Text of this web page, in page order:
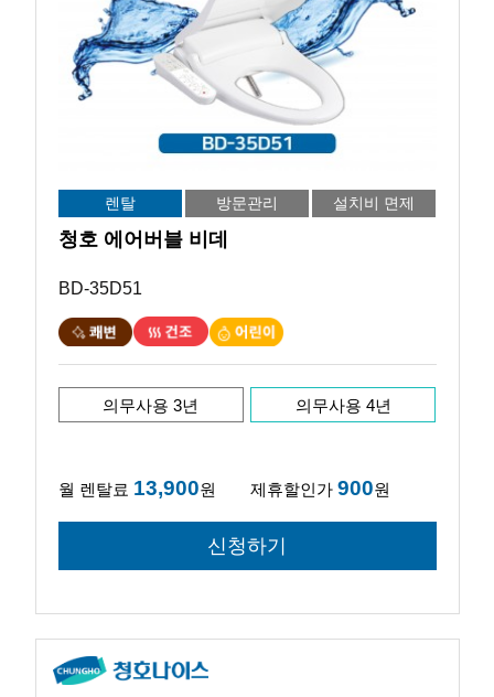
렌탈 방문관리 설치비 면제
청호 에어버블 비데
BD-35D51
의무사용 3년 의무사용 4년
월 렌탈료 13,900원 제휴할인가900원